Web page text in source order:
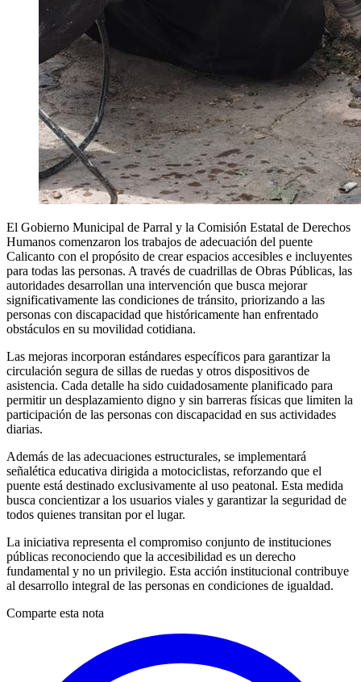
El Gobierno Municipal de Parral y la Comisión Estatal de Derechos
Humanos comenzaron los trabajos de adecuación del puente
Calicanto con el propósito de crear espacios accesibles e incluyentes
para todas las personas. A través de cuadrillas de Obras Públicas, las
autoridades desarrollan una intervención que busca mejorar
significativamente las condiciones de tránsito, priorizando a las
personas con discapacidad que históricamente han enfrentado
obstáculos en su movilidad cotidiana.
Las mejoras incorporan estándares específicos para garantizar la
circulación segura de sillas de ruedas y otros dispositivos de
asistencia. Cada detalle ha sido cuidadosamente planificado para
permitir un desplazamiento digno y sin barreras físicas que limiten la
participación de las personas con discapacidad en sus actividades
diarias.
Además de las adecuaciones estructurales, se implementará
señalética educativa dirigida a motociclistas, reforzando que el
puente está destinado exclusivamente al uso peatonal. Esta medida
busca concientizar a los usuarios viales y garantizar la seguridad de
todos quienes transitan por el lugar.
La iniciativa representa el compromiso conjunto de instituciones
públicas reconociendo que la accesibilidad es un derecho
fundamental y no un privilegio. Esta acción institucional contribuye
al desarrollo integral de las personas en condiciones de igualdad.
Comparte esta nota